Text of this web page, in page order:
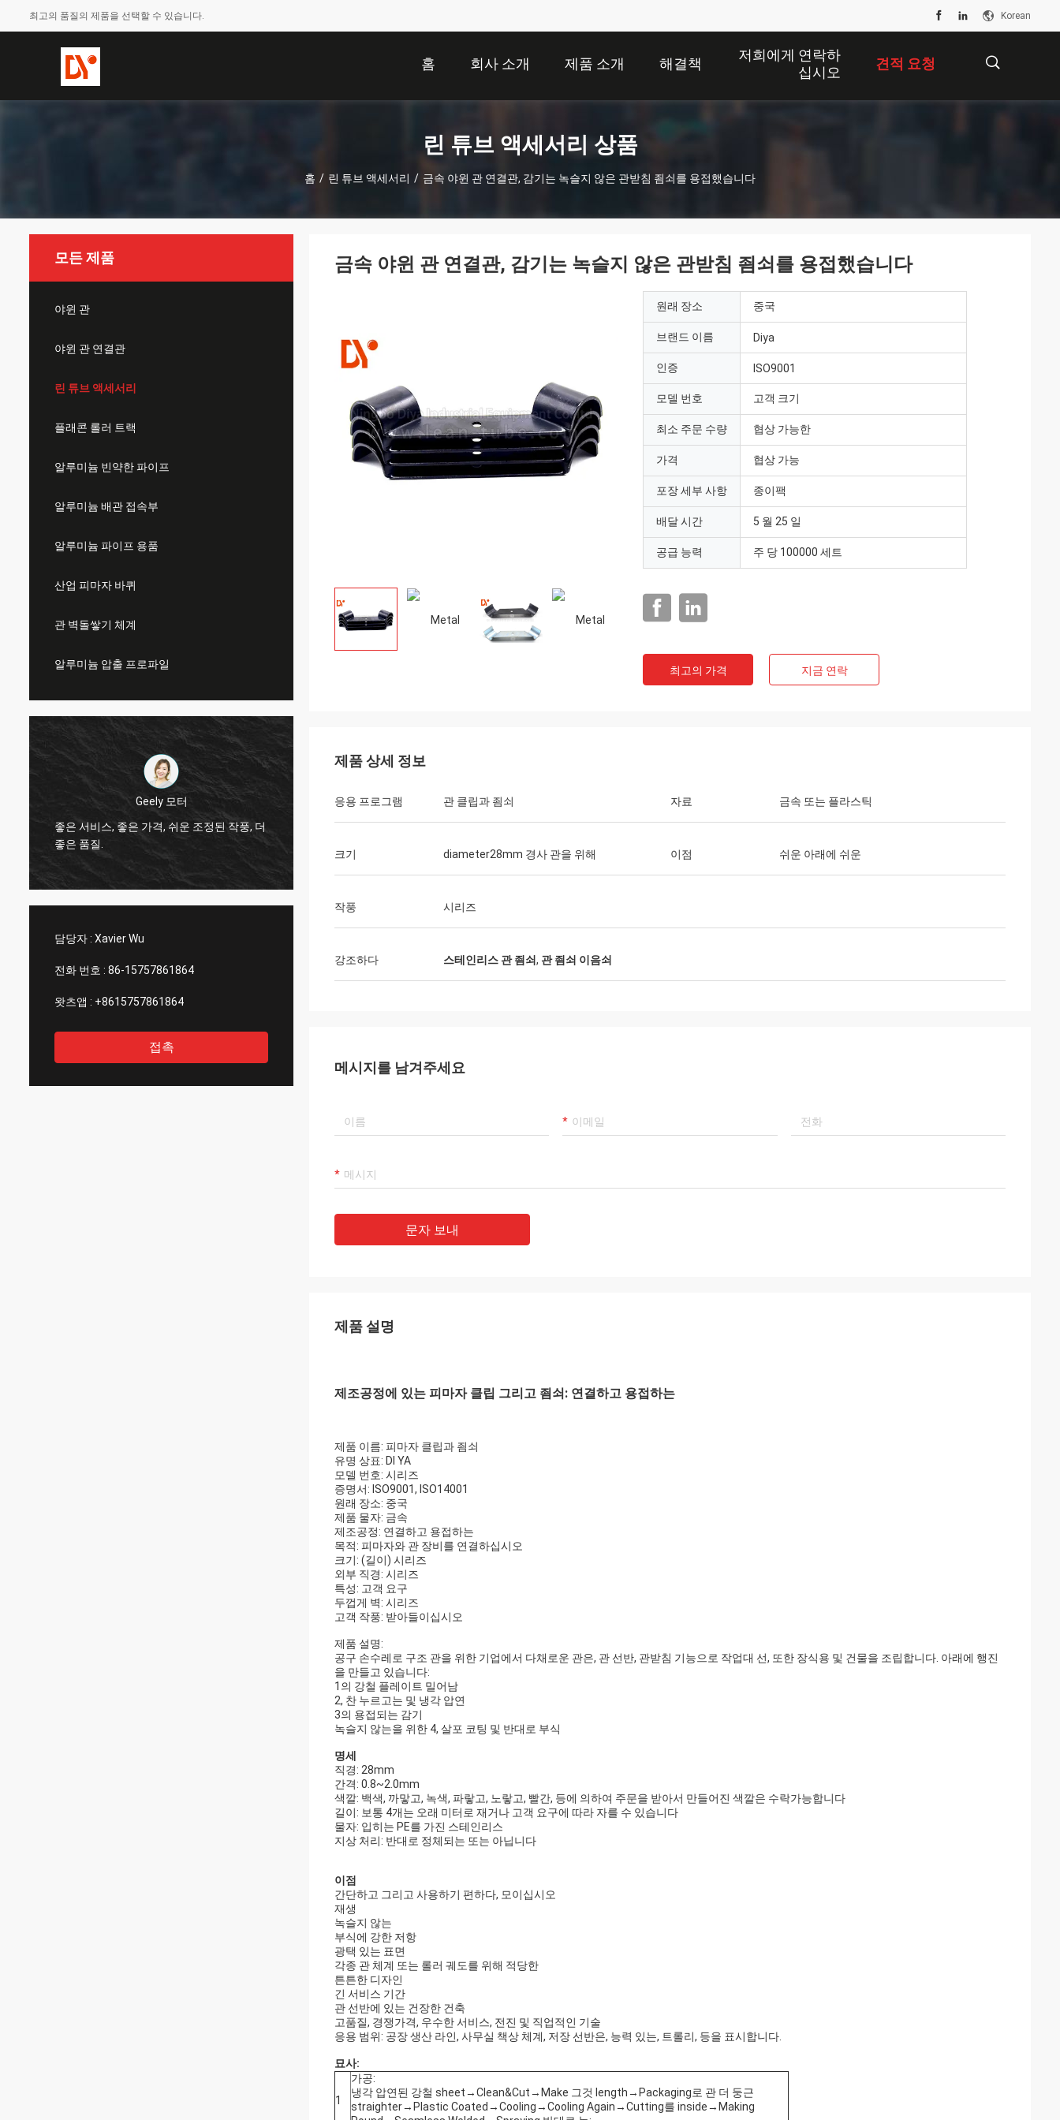
최고의 품질의 제품을 선택할 수 있습니다. Korean
홈 회사 소개 제품 소개 해결책
저희에게 연락하
십시오
견적 요청
린 튜브 액세서리 상품
홈 / 린 튜브 액세서리 / 금속 야윈 관 연결관, 감기는 녹슬지 않은 관받침 죔쇠를 용접했습니다
모든 제품
야윈 관
야윈 관 연결관
린 튜브 액세서리
플래콘 롤러 트랙
알루미늄 빈약한 파이프
알루미늄 배관 접속부
알루미늄 파이프 용품
산업 피마자 바퀴
관 벽돌쌓기 체계
알루미늄 압출 프로파일
Thinh 베트남
안녕, 존슨은, 야윈 관 12000 미터 2808, 상아
빛 색깔 배열합니다.
서비스 업체입니다.
담당자 : Xavier Wu
전화 번호 : 86-15757861864
왓츠앱 : +8615757861864
접촉
금속 야윈 관 연결관, 감기는 녹슬지 않은 관받침 죔쇠를 용접했습니다
원래 장소 중국
브랜드 이름 Diya
인증 ISO9001
모델 번호 고객 크기
최소 주문 수량 협상 가능한
가격 협상 가능
포장 세부 사항 종이팩
배달 시간 5 월 25 일
공급 능력 주 당 100000 세트
최고의 가격 지금 연락
제품 상세 정보
응용 프로그램 관 클립과 죔쇠 자료 금속 또는 플라스틱
크기 diameter28mm 경사 관을 위해 이점 쉬운 아래에 쉬운
작풍 시리즈
강조하다 스테인리스 관 죔쇠, 관 죔쇠 이음쇠
메시지를 남겨주세요
문자 보내
제품 설명
제조공정에 있는 피마자 클립 그리고 죔쇠: 연결하고 용접하는
제품 이름: 피마자 클립과 죔쇠
유명 상표: DI YA
모델 번호: 시리즈
증명서: ISO9001, ISO14001
원래 장소: 중국
제품 물자: 금속
제조공정: 연결하고 용접하는
목적: 피마자와 관 장비를 연결하십시오
크기: (길이) 시리즈
외부 직경: 시리즈
특성: 고객 요구
두껍게 벽: 시리즈
고객 작풍: 받아들이십시오
제품 설명:
공구 손수레로 구조 관을 위한 기업에서 다채로운 관은, 관 선반, 관받침 기능으로 작업대 선, 또한 장식용 및 건물을 조립합니다. 아래에 행진
을 만들고 있습니다:
1의 강철 플레이트 밀어남
2, 찬 누르고는 및 냉각 압연
3의 용접되는 감기
녹슬지 않는을 위한 4, 살포 코팅 및 반대로 부식
명세
직경: 28mm
간격: 0.8~2.0mm
색깔: 백색, 까맣고, 녹색, 파랗고, 노랗고, 빨간, 등에 의하여 주문을 받아서 만들어진 색깔은 수락가능합니다
길이: 보통 4개는 오래 미터로 재거나 고객 요구에 따라 자를 수 있습니다
물자: 입히는 PE를 가진 스테인리스
지상 처리: 반대로 정체되는 또는 아닙니다
이점
간단하고 그리고 사용하기 편하다, 모이십시오
재생
녹슬지 않는
부식에 강한 저항
광택 있는 표면
각종 관 체계 또는 롤러 궤도를 위해 적당한
튼튼한 디자인
긴 서비스 기간
관 선반에 있는 건장한 건축
고품질, 경쟁가격, 우수한 서비스, 전진 및 직업적인 기술
응용 범위: 공장 생산 라인, 사무실 책상 체계, 저장 선반은, 능력 있는, 트롤리, 등을 표시합니다.
묘사:
1
가공:
냉각 압연된 강철 sheet→Clean&Cut→Make 그것 length→Packaging로 관 더 둥근
straighter→Plastic Coated→Cooling→Cooling Again→Cutting를 inside→Making